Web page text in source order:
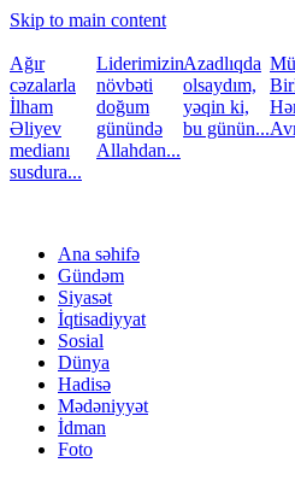
Skip to main content
Ağır
cəzalarla
İlham
Əliyev
medianı
susdura...
Liderimizin
növbəti
doğum
günündə
Allahdan...
Azadlıqda
olsaydım,
yəqin ki,
bu günün...
Ana səhifə
Gündəm
Siyasət
İqtisadiyyat
Sosial
Dünya
Hadisə
Mədəniyyət
İdman
Foto